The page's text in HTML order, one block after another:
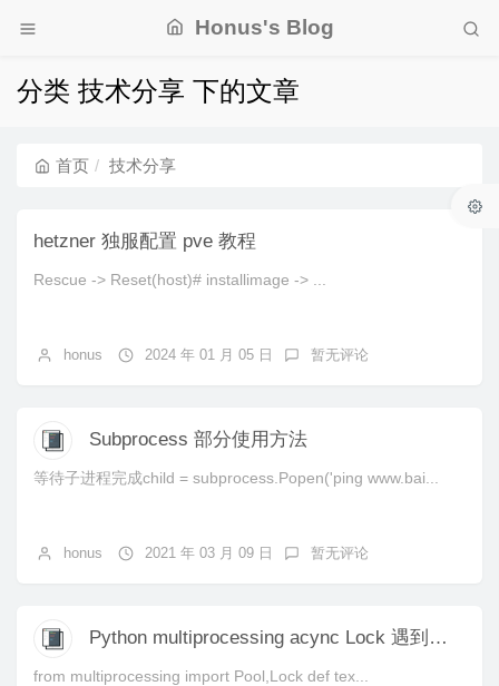
Honus's Blog
分类 技术分享 下的文章
首页 技术分享
hetzner 独服配置 pve 教程
Rescue -> Reset(host)# installimage -> ...
honus 2024 年 01 月 05 日 暂无评论
Subprocess 部分使用方法
等待子进程完成child = subprocess.Popen('ping www.bai...
honus 2021 年 03 月 09 日 暂无评论
Python multiprocessing acync Lock 遇到的问题
from multiprocessing import Pool,Lock def tex...